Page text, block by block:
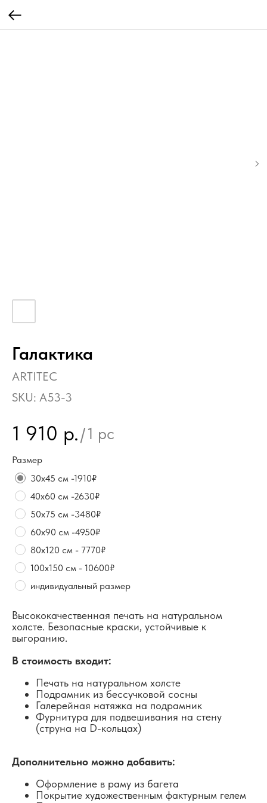
Галактика
ARTITEC
SKU: А53-3
1 910 р./1 pc
Размер
30х45 см -1910₽
40х60 см -2630₽
50х75 см -3480₽
60х90 см -4950₽
80х120 см - 7770₽
100х150 см - 10600₽
индивидуальный размер
Высококачественная печать на натуральном
холсте. Безопасные краски, устойчивые к
выгоранию.
В стоимость входит:
Печать на натуральном холсте
Подрамник из бессучковой сосны
Галерейная натяжка на подрамник
Фурнитура для подвешивания на стену
(струна на D-кольцах)
Дополнительно можно добавить:
Оформление в раму из багета
Покрытие художественным фактурным гелем